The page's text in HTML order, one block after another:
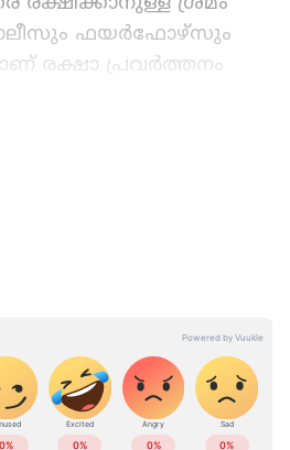
ഫയർഫോഴ്സും
രക്ഷാ പ്രവർത്തനം